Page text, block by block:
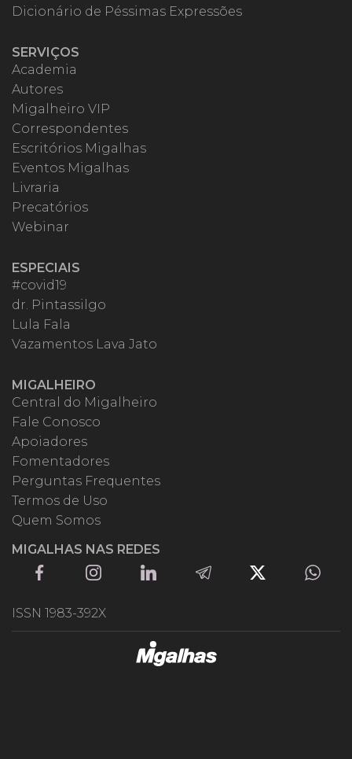
Dicionário de Péssimas Expressões
SERVIÇOS
Academia
Autores
Migalheiro VIP
Correspondentes
Escritórios Migalhas
Eventos Migalhas
Livraria
Precatórios
Webinar
ESPECIAIS
#covid19
dr. Pintassilgo
Lula Fala
Vazamentos Lava Jato
MIGALHEIRO
Central do Migalheiro
Fale Conosco
Apoiadores
Fomentadores
Perguntas Frequentes
Termos de Uso
Quem Somos
MIGALHAS NAS REDES
ISSN 1983-392X